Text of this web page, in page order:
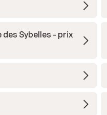
des Sybelles - prix